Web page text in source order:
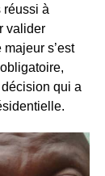
réussi à
valider
s’est
qui a